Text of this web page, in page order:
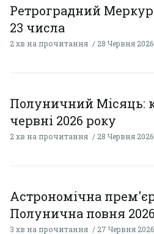
Ретроградний
23 числа
2 хв на прочитання 28 Червня 2026
Полуничний Місяць:
червні 2026 року
2 хв на прочитання 28 Червня 2026
Астрономічна
Полунична повня
3 хв на прочитання 27 Червня 2026